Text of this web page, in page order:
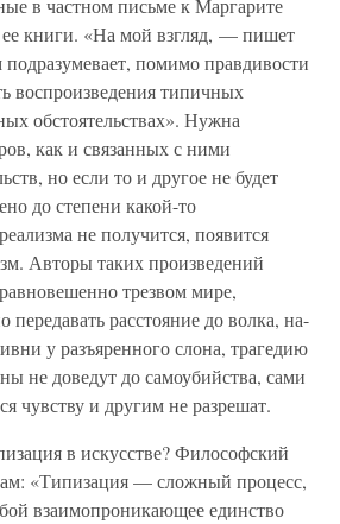
в частном письме к Маргарите
ее книги. «На мой взгляд, — пишет
помимо правдивости
воспроизведения типичных
обстоятельствах». Нужна
как и связанных с ними
но если то и другое не будет
до степени какой-то
не получится, появится
Авторы таких произведений
трезвом мире,
передавать расстояние до волка, на-
у разъяренного слона, трагедию
не доведут до самоубийства, сами
чувству и другим не разрешат.
в искусстве? Философский
«Типизация — сложный процесс,
взаимопроникающее единство